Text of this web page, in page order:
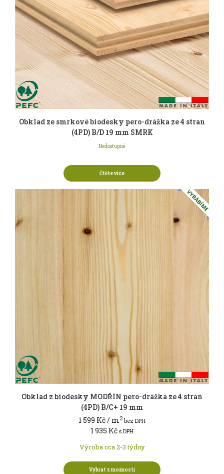
Obklad ze smrkové biodesky pero-drážka ze 4 stran
(4PD) B/D 19 mm SMRK
Nedostupné
Čtěte více
VYRÁBÍME
Obklad z biodesky MODŘÍN pero-drážka ze 4 stran
(4PD) B/C+ 19 mm
1 599 Kč/ m2 bez DPH
1 935 Kč s DPH
Výroba cca 2-3 týdny
Vybrat z možností